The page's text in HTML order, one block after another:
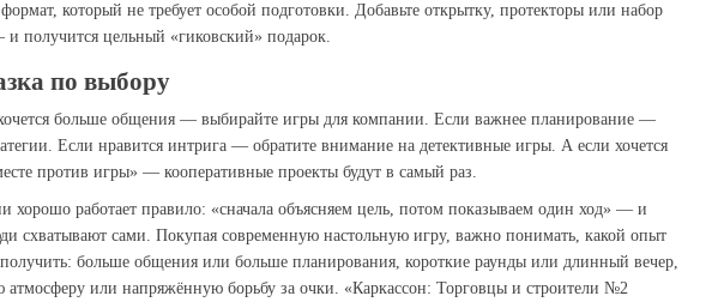
который не требует особой подготовки. Добавьте открытку, протекторы или набор
получится цельный «гиковский» подарок.
по выбору
больше общения — выбирайте игры для компании. Если важнее планирование —
Если нравится интрига — обратите внимание на детективные игры. А если хочется
против игры» — кооперативные проекты будут в самый раз.
хорошо работает правило: «сначала объясняем цель, потом показываем один ход» — и
схватывают сами. Покупая современную настольную игру, важно понимать, какой опыт
больше общения или больше планирования, короткие раунды или длинный вечер,
атмосферу или напряжённую борьбу за очки. «Каркаcсон: Торговцы и строители №2